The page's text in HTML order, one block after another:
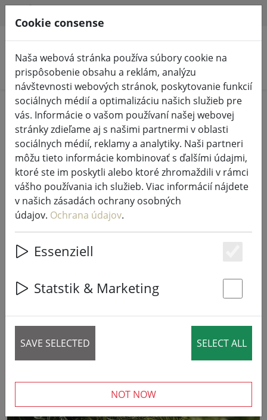
Vyhľadať produkty
Home
Rozprávkové svetlá a osvetlenie
Rozprávkové svetlá
Kaemingk Lumineo LED
rozprávkové svetlá Basic so
stmievačom 40 LED teplá biela
vonkajšia 3 m čierna
Cookie consense
Naša webová stránka používa súbory cookie na
prispôsobenie obsahu a reklám, analýzu
návštevnosti webových stránok, poskytovanie funkcií
sociálnych médií a optimalizáciu našich služieb pre
vás. Informácie o vašom používaní našej webovej
stránky zdieľame aj s našimi partnermi v oblasti
sociálnych médií, reklamy a analytiky. Naši partneri
môžu tieto informácie kombinovať s ďalšími údajmi,
ktoré ste im poskytli alebo ktoré zhromaždili v rámci
vášho používania ich služieb. Viac informácií nájdete
v našich zásadách ochrany osobných
údajov. Ochrana údajov.
Essenziell
Statstik & Marketing
SAVE SELECTED SELECT ALL
NOT NOW